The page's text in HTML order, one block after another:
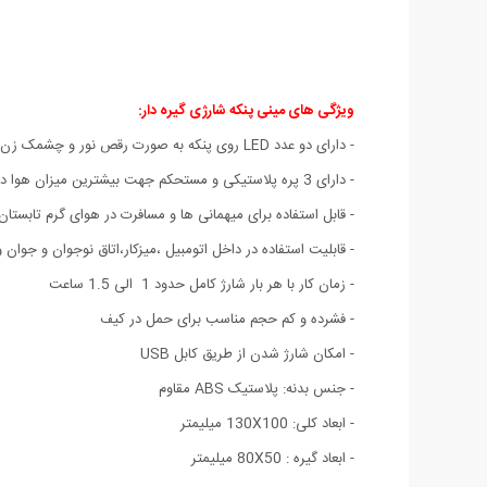
ویژگی های مینی پنکه شارژی گیره دار:
- دارای دو عدد LED روی پنکه به صورت رقص نور و چشمک زن رنگی
- دارای 3 پره پلاستیکی و مستحکم جهت بیشترین میزان هوا دهی
- قابل استفاده برای میهمانی ها و مسافرت در هوای گرم
- قابلیت استفاده در داخل اتومبیل ،میزکار،اتاق نوجوان و
- زمان کار با هر بار شارژ کامل حدود 1 الی 1.5 ساعت
- فشرده و کم حجم مناسب برای حمل در کیف
- امکان شارژ شدن از طریق کابل USB
- جنس بدنه: پلاستیک ABS مقاوم
- ابعاد کلی: 130X100 میلیمتر
- ابعاد گیره : 80X50 میلیمتر